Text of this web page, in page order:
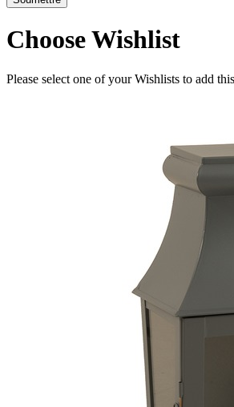
Choose Wishlist
Please select one of your Wishlists to add